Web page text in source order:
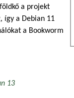
a projekt
így a Debian 11
a Bookworm
13